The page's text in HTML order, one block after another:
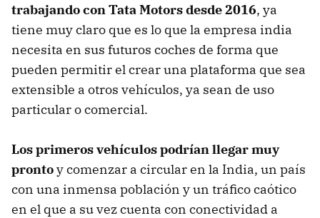
trabajando con Tata Motors desde 2016, ya
tiene muy claro que es lo que la empresa india
necesita en sus futuros coches de forma que
pueden permitir el crear una plataforma que sea
extensible a otros vehículos, ya sean de uso
particular o comercial.
Los primeros vehículos podrían llegar muy
prontoy comenzar a circular en la India, un país
con una inmensa población y un tráfico caótico
en el que a su vez cuenta con conectividad a